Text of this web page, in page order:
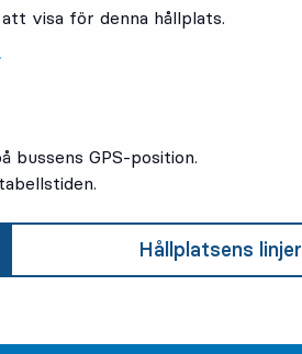
visa för denna hållplats.
bussens GPS-position.
Hållplatsens linjer